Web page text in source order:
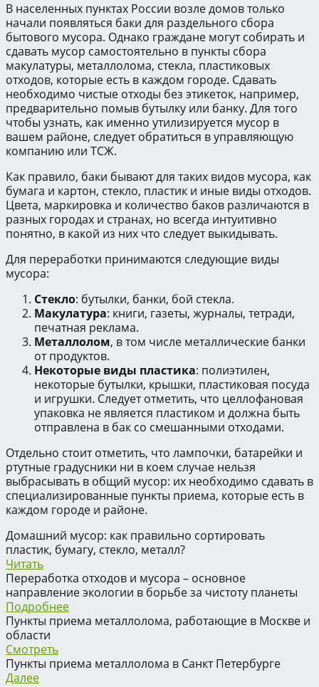
В населенных пунктах России возле домов только
начали появляться баки для раздельного сбора
бытового мусора. Однако граждане могут собирать и
сдавать мусор самостоятельно в пункты сбора
макулатуры, металлолома, стекла, пластиковых
отходов, которые есть в каждом городе. Сдавать
необходимо чистые отходы без этикеток, например,
предварительно помыв бутылку или банку. Для того
чтобы узнать, как именно утилизируется мусор в
вашем районе, следует обратиться в управляющую
компанию или ТСЖ.
Как правило, баки бывают для таких видов мусора, как
бумага и картон, стекло, пластик и иные виды отходов.
Цвета, маркировка и количество баков различаются в
разных городах и странах, но всегда интуитивно
понятно, в какой из них что следует выкидывать.
Для переработки принимаются следующие виды
мусора:
Стекло: бутылки, банки, бой стекла.
Макулатура: книги, газеты, журналы, тетради,
печатная реклама.
Металлолом, в том числе металлические банки
от продуктов.
Некоторые виды пластика: полиэтилен,
некоторые бутылки, крышки, пластиковая посуда
и игрушки. Следует отметить, что целлофановая
упаковка не является пластиком и должна быть
отправлена в бак со смешанными отходами.
Отдельно стоит отметить, что лампочки, батарейки и
ртутные градусники ни в коем случае нельзя
выбрасывать в общий мусор: их необходимо сдавать в
специализированные пункты приема, которые есть в
каждом городе и районе.
Домашний мусор: как правильно сортировать
пластик, бумагу, стекло, металл?
Читать
Переработка отходов и мусора – основное
направление экологии в борьбе за чистоту планеты
Подробнее
Пункты приема металлолома, работающие в Москве и
области
Смотреть
Пункты приема металлолома в Санкт Петербурге
Далее